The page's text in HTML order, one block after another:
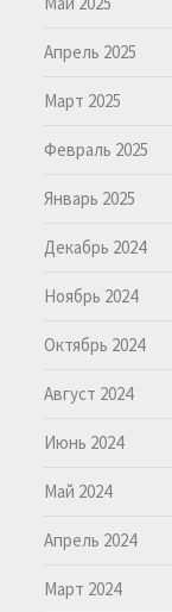
Апрель 2025
Март 2025
Февраль 2025
Январь 2025
Декабрь 2024
Ноябрь 2024
Октябрь 2024
Август 2024
Июнь 2024
Май 2024
Апрель 2024
Март 2024